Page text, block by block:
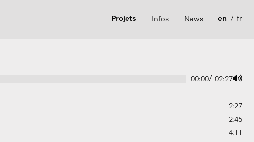
Projets Infos News en / fr
00:00/ 02:27
2:27
2:45
4:11